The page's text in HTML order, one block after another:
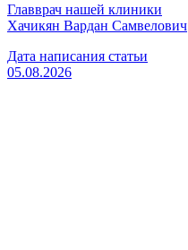
Главврач нашей клиники
Хачикян Вардан Самвелович
Дата написания статьи
05.08.2026